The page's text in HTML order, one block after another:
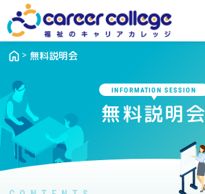
無料説明会
INFORMATION SESSION
無料説明会